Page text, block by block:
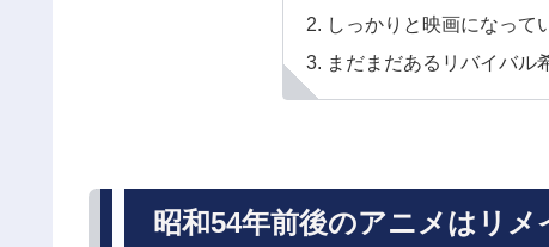
しっかりと映画になって
まだまだあるリバイバル
昭和54年前後のアニメはリ